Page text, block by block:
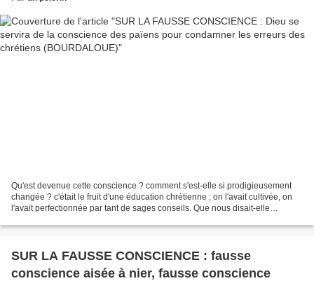
Qu'est devenue cette conscience ? comment s'est-elle si prodigieusement
changée ? c'était le fruit d'une éducation chrétienne ; on l'avait cultivée, on
l'avait perfectionnée par tant de sages conseils. Que nous disait-elle
SUR LA FAUSSE CONSCIENCE : fausse
conscience aisée à nier, fausse conscience